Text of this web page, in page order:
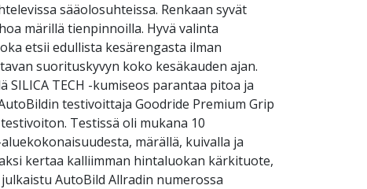
sääolosuhteissa. Renkaan syvät
märillä tienpinnoilla. Hyvä valinta
etsii edullista kesärengasta ilman
suorituskyvyn koko kesäkauden ajan.
TECH -kumiseos parantaa pitoa ja
testivoittaja Goodride Premium Grip
Testissä oli mukana 10
märällä, kuivalla ja
kertaa kalliimman hintaluokan kärkituote,
AutoBild Allradin numerossa